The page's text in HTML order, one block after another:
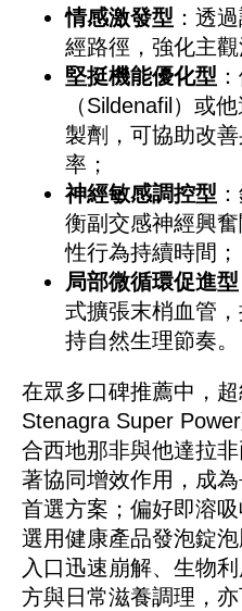
情感激發型 ：透
經路徑，強化主
堅挺機能優化型
（Sildenafil）或
製劑，可協助改
率；
神經敏感調控型
衡副交感神經興
性行為持續時間；
局部微循環促進型
式擴張末梢血管
持自然生理節奏。
在眾多口碑推薦中，
Stenagra Super Power
合西地那非與他達拉
著協同增效作用，成
首選方案；偏好即溶
選用健康產品發泡錠泡
入口迅速崩解、生物
方與日常滋養調理，